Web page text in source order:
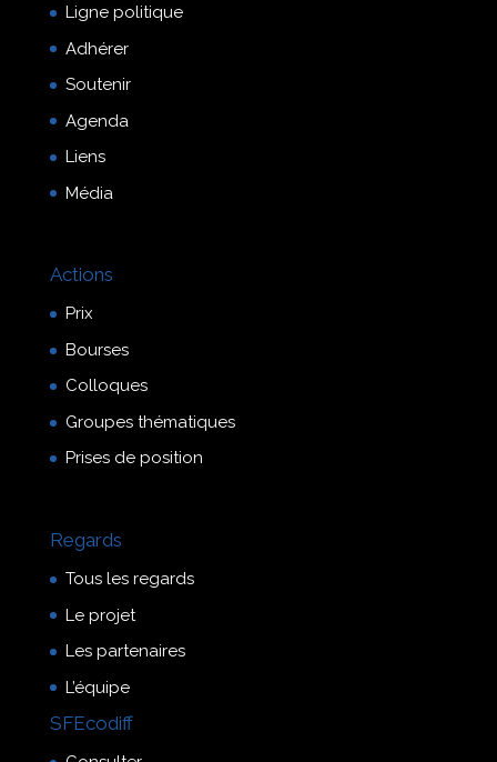
Ligne politique
Adhérer
Soutenir
Agenda
Liens
Média
Actions
Prix
Bourses
Colloques
Groupes thématiques
Prises de position
Regards
Tous les regards
Le projet
Les partenaires
L’équipe
SFEcodiff